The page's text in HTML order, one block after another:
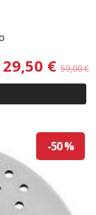
29,50 € 59,00 €
-50 %